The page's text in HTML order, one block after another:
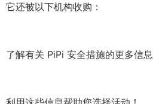
它还被以下机构收购：
了解有关 PiPi 安全措施的更多信息